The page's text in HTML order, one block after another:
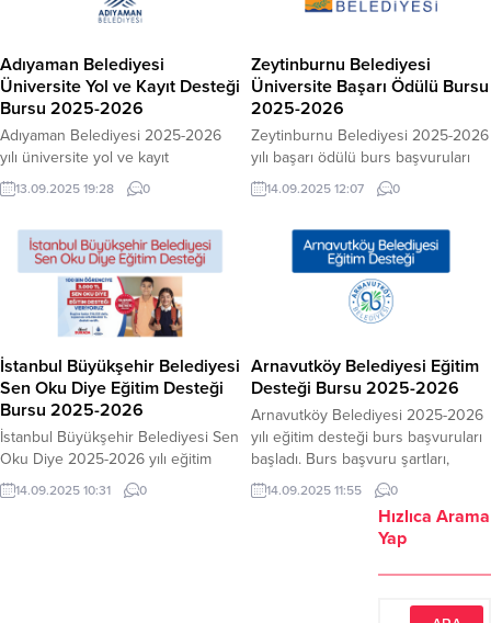
Belediyesi Mavi Ay birimine
Eylül 2025
doldurulmasıyla yapılacaktır. Teslim
Yolu Faik Erdoğan Cami Yanı Dijital
Gençlik Merkezi (DİGEM) İletişim:
0422...
Adıyaman Belediyesi
Üniversite Yol ve Kayıt Desteği
Bursu 2025-2026
Adıyaman Belediyesi 2025-2026
yılı üniversite yol ve kayıt
desteği/burs başvuruları başladı.
Burs başvuru şartları, başvuru
ulaşabilirsiniz. Başvuru Şartları
2025-2026 Yılı Destek Miktarı Ne
Kadar? 2025 YKS sonuçlarına göre;
İstenen Belgeler Nasıl başvuru
yapabilirim? Başvurular online
başvuru formu aracılığıyla
alınmaktadır. Son Başvuru Tarihi:
Belli değildir. Başvur
13.09.2025 19:28 0
Zeytinburnu Belediyesi
Üniversite Başarı Ödülü Bursu
2025-2026
Zeytinburnu Belediyesi 2025-2026
yılı başarı ödülü burs başvuruları
başladı. – Burs başvuru şartları,
başvuru formu diğer bilgilere
Şartları Detaylar öğrencilerin
başvuruları geçersiz sayılacaktır.
Dikkat Edilmesi Gereken Hususlar:
Destek Burs Miktarı Ne Kadar?
öğrencilere 10 bin lira başarı
ödülü verilecektir. Nasıl başvuru...
14.09.2025 12:07 0
İstanbul Büyükşehir Belediyesi
Sen Oku Diye Eğitim Desteği
Bursu 2025-2026
İstanbul Büyükşehir Belediyesi Sen
Oku Diye 2025-2026 yılı eğitim
desteği burs başvuruları başladı.
Burs başvuru şartları, başvuru
14.09.2025 10:31 0
Arnavutköy Belediyesi Eğitim
Desteği Bursu 2025-2026
Arnavutköy Belediyesi 2025-2026
yılı eğitim desteği burs başvuruları
başladı. Burs başvuru şartları,
başvuru formu diğer bilgilere
yazımızdan ulaşabilirsiniz. Başvuru
Şartları Arnavutköy’de ikamet eden
ilkokul, ortaokul, lise ve üniversite
Kadar? İlkokul, ortaokul ve lise
14.09.2025 11:55 0
Hızlıca Arama
Yap